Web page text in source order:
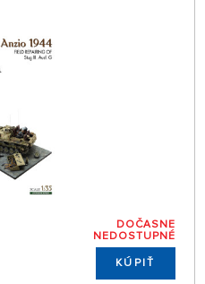
DOČASNE
NEDOSTUPNÉ
KÚPIŤ